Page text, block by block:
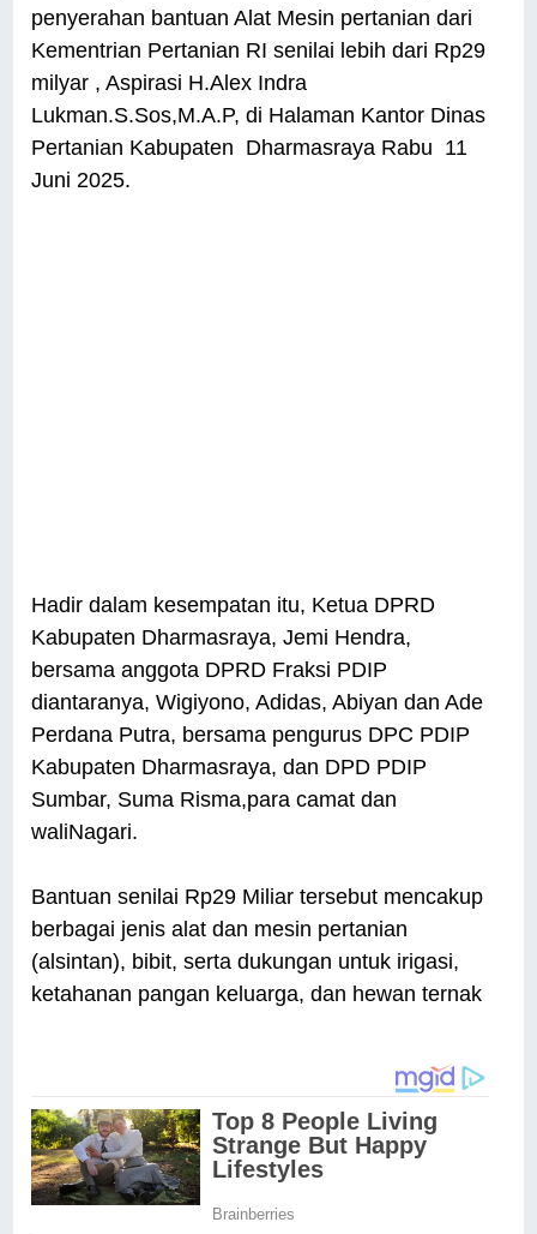
penyerahan bantuan Alat Mesin pertanian dari
Kementrian Pertanian RI senilai lebih dari Rp29
milyar , Aspirasi H.Alex Indra
Lukman.S.Sos,M.A.P, di Halaman Kantor Dinas
Pertanian Kabupaten Dharmasraya Rabu 11
Juni 2025.
Hadir dalam kesempatan itu, Ketua DPRD
Kabupaten Dharmasraya, Jemi Hendra,
bersama anggota DPRD Fraksi PDIP
diantaranya, Wigiyono, Adidas, Abiyan dan Ade
Perdana Putra, bersama pengurus DPC PDIP
Kabupaten Dharmasraya, dan DPD PDIP
Sumbar, Suma Risma,para camat dan
waliNagari.
Bantuan senilai Rp29 Miliar tersebut mencakup
berbagai jenis alat dan mesin pertanian
(alsintan), bibit, serta dukungan untuk irigasi,
ketahanan pangan keluarga, dan hewan ternak